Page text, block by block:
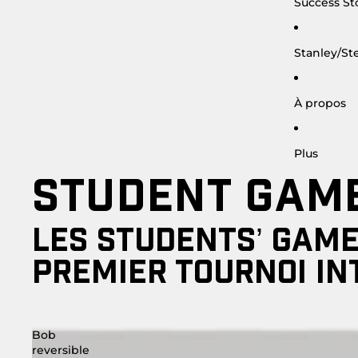
Stanley/
À propos
Plus
STUDENT
LES STUDENTS’
PREMIER TOURNOI
Bob
reversible